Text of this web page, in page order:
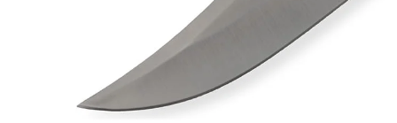
NABOJE HUKOWE FIOCCHI 8MM